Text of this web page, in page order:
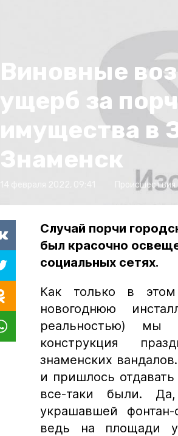
Виновные
ущерб за
имущества в
Знаменск
Происшествия
Случай порчи
был красочно
социальных сетях.
Как только в
новогоднюю
реальностью) мы
конструкция
знаменских
и пришлось
все-таки были.
украшавшей
ведь на площади